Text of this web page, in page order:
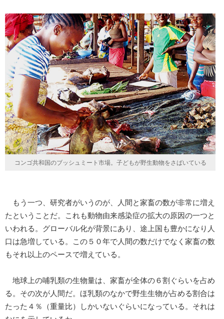
コンゴ共和国のブッシュミート市場。子どもが野生動物をさばいている
もう一つ、研究者がいうのが、人間と家畜の数が非常に増え
たということだ。これも動物由来感染症の拡大の原因の一つと
いわれる。グローバル化が背景にあり、途上国も豊かになり人
口は急増している。この５０年で人間の数だけでなく家畜の数
もそれ以上のペースで増えている。
地球上の哺乳類の生物量は、家畜が全体の６割ぐらいを占め
る。その次が人間だ。ほ乳類のなかで野生生物が占める割合は
たった４％（重量比）しかいないぐらいになっている。それは